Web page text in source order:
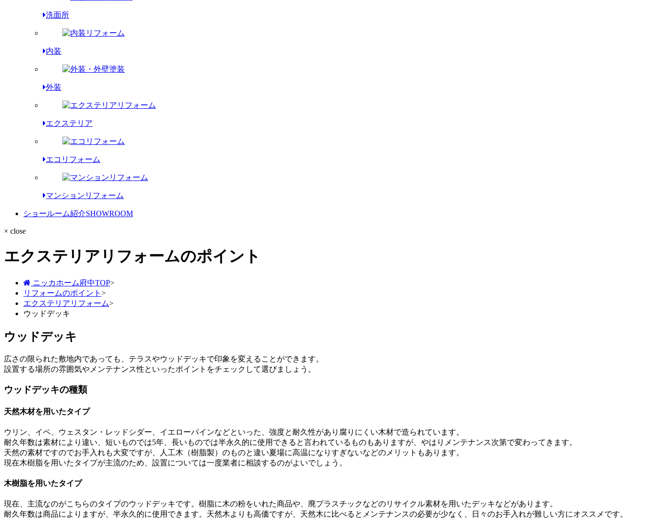
洗面所
内装
外装
エクステリア
エコリフォーム
マンションリフォーム
ショールーム紹介SHOWROOM
× close
エクステリアリフォームのポイント
ニッカホーム府中TOP>
リフォームのポイント >
エクステリアリフォーム>
ウッドデッキ
ウッドデッキ
広さの限られた敷地内であっても、テラスやウッドデッキで印象を変えることができます。
設置する場所の雰囲気やメンテナンス性といったポイントをチェックして選びましょう。
ウッドデッキの種類
天然木材を用いたタイプ
ウリン、イペ、ウェスタン・レッドシダー、イエローパインなどといった、強度と耐久性があり腐りにくい木材で造られています。
耐久年数は素材により違い、短いものでは5年、長いものでは半永久的に使用できると言われているものもありますが、やはりメンテナンス次第で変わってきます。
天然の素材ですのでお手入れも大変ですが、人工木（樹脂製）のものと違い夏場に高温になりすぎないなどのメリットもあります。
現在木樹脂を用いたタイプが主流のため、設置については一度業者に相談するのがよいでしょう。
木樹脂を用いたタイプ
現在、主流なのがこちらのタイプのウッドデッキです。樹脂に木の粉をいれた商品や、廃プラスチックなどのリサイクル素材を用いたデッキなどがあります。
耐久年数は商品によりますが、半永久的に使用できます。天然木よりも高価ですが、天然木に比べるとメンテナンスの必要が少なく、日々のお手入れが難しい方にオススメです。